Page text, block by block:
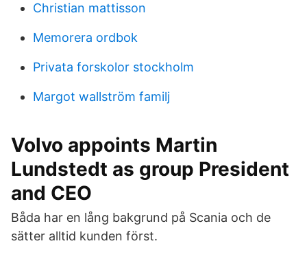
Christian mattisson
Memorera ordbok
Privata forskolor stockholm
Margot wallström familj
Volvo appoints Martin
Lundstedt as group President
and CEO
Båda har en lång bakgrund på Scania och de
sätter alltid kunden först.